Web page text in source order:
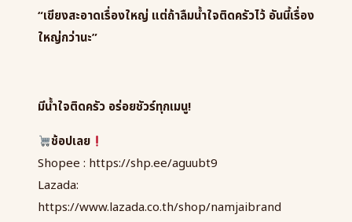
“เขียงสะอาดเรื่องใหญ่ แต่ถ้าลืมน้ำใจติดครัวไว้ อันนี้เรื่อง
ใหญ่กว่านะ”
มีน้ำใจติดครัว อร่อยชัวร์ทุกเมนู!
ช้อปเลย
Shopee : https://shp.ee/aguubt9
Lazada:
https://www.lazada.co.th/shop/namjaibrand